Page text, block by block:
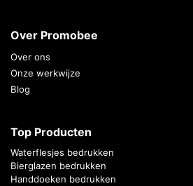
Over Promobee
Over ons
Onze werkwijze
Blog
Top Producten
Waterflesjes bedrukken
Bierglazen bedrukken
Handdoeken bedrukken